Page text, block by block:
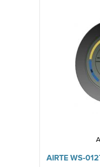
AIRTE WS-